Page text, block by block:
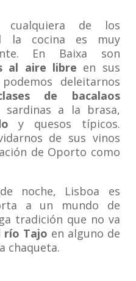
cualquiera de los
la cocina es muy
En Baixa son
al aire libre en sus
deleitarnos
de bacalaos
sardinas a la brasa,
y quesos típicos.
de sus vinos
de Oporto como
noche, Lisboa es
a un mundo de
tradición que no va
río Tajo en alguno de
chaqueta.